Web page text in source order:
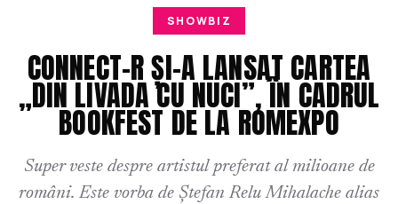
SHOWBIZ
CONNECT-R ȘI-A LANSAT CARTEA
„DIN LIVADA CU NUCI”, ÎN CADRUL
BOOKFEST DE LA ROMEXPO
Super veste despre artistul preferat al milioane de
români. Este vorba de Ștefan Relu Mihalache alias